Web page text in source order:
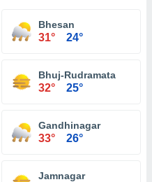
Bhesan
31° 24°
Bhuj-Rudramata
32° 25°
Gandhinagar
33° 26°
Jamnagar